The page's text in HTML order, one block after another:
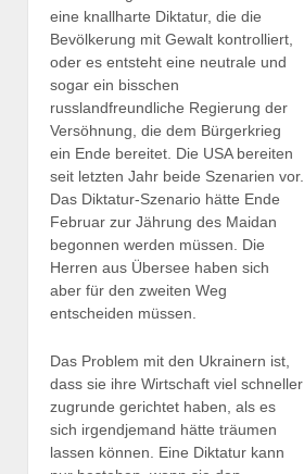
eine knallharte Diktatur, die die
Bevölkerung mit Gewalt kontrolliert,
oder es entsteht eine neutrale und
sogar ein bisschen
russlandfreundliche Regierung der
Versöhnung, die dem Bürgerkrieg
ein Ende bereitet. Die USA bereiten
seit letzten Jahr beide Szenarien vor.
Das Diktatur-Szenario hätte Ende
Februar zur Jährung des Maidan
begonnen werden müssen. Die
Herren aus Übersee haben sich
aber für den zweiten Weg
entscheiden müssen.
Das Problem mit den Ukrainern ist,
dass sie ihre Wirtschaft viel schneller
zugrunde gerichtet haben, als es
sich irgendjemand hätte träumen
lassen können. Eine Diktatur kann